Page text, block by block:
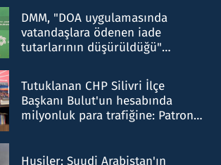
DMM, "DOA uygulamasında
vatandaşlara ödenen iade
tutarlarının düşürüldüğü"
Tutuklanan CHP Silivri İlçe
Başkanı Bulut'un hesabında
milyonluk para trafiğine: Patron
Husiler: Suudi Arabistan'ın